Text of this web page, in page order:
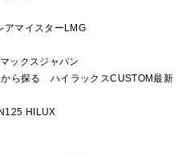
マイスターLMG
ックスジャパン
ら探る ハイラックスCUSTOM最新
HILUX